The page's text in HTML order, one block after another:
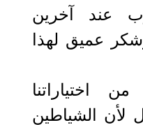
عند آخرين
عميق لهذا
اختياراتنا
لأن الشياطين